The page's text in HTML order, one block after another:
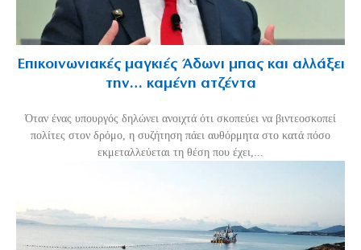
Επικοινωνιακές μαγκιές Άδωνι μπας και αλλάξει
την… καμένη ατζέντα
Όταν ένας υπουργός δηλώνει ανοιχτά ότι σκοπεύει να βιντεοσκοπεί
πολίτες στον δρόμο, η συζήτηση πάει αυθόρμητα στο κατά πόσο
εκμεταλλεύεται τη θέση που έχει,...